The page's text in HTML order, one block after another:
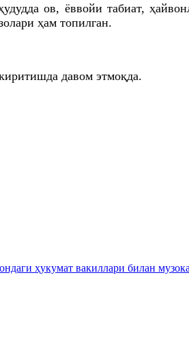
ов, ёввойи табиат,
ҳам топилган.
давом этмоқда.
ҳукумат вакиллари билан